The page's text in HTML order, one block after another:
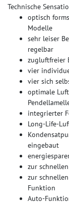
Technische
optisch
Modelle
sehr leiser
regelbar
zugluftfreier
vier
vier sich
optimale
integrierter
Long-Life-
eingebaut
zur
zur
Funktion
Auto-